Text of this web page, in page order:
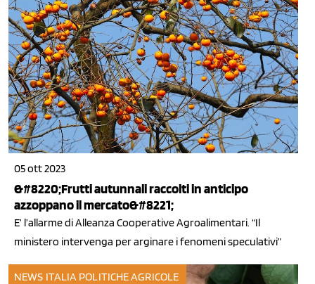
05 ott 2023
&#8220;Frutti autunnali raccolti in anticipo
azzoppano il mercato&#8221;
E’ l’allarme di Alleanza Cooperative Agroalimentari. “Il
ministero intervenga per arginare i fenomeni speculativi”
NEWS ITALIA POLITICHE AGRICOLE